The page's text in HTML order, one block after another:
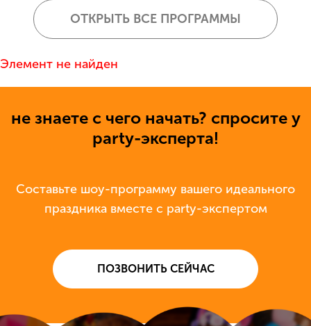
ОТКРЫТЬ ВСЕ ПРОГРАММЫ
Элемент не найден
не знаете с чего начать? спросите у
party-эксперта!
Составьте шоу-программу вашего идеального
праздника вместе с party-экспертом
ПОЗВОНИТЬ СЕЙЧАС